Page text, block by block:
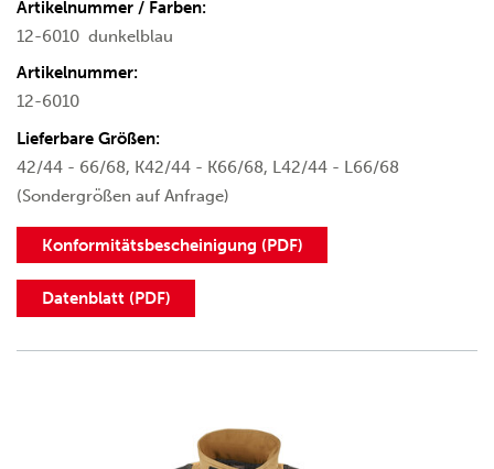
Artikelnummer / Farben:
12-6010 dunkelblau
Artikelnummer:
12-6010
Lieferbare Größen:
42/44 - 66/68, K42/44 - K66/68, L42/44 - L66/68
(Sondergrößen auf Anfrage)
Konformitätsbescheinigung (PDF)
Datenblatt (PDF)